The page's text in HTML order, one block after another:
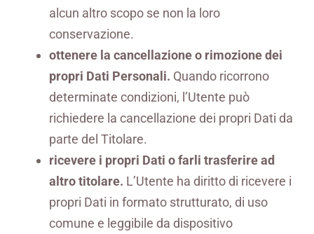
alcun altro scopo se non la loro
conservazione.
ottenere la cancellazione o rimozione dei
propri Dati Personali. Quando ricorrono
determinate condizioni, l’Utente può
richiedere la cancellazione dei propri Dati da
parte del Titolare.
ricevere i propri Dati o farli trasferire ad
altro titolare. L’Utente ha diritto di ricevere i
propri Dati in formato strutturato, di uso
comune e leggibile da dispositivo